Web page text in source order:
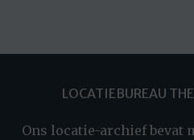
LOCATIEBUREAU
Ons locatie-archief bevat